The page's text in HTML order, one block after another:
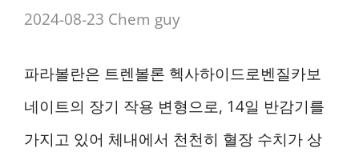
2024-08-23 Chem guy
파라볼란은 트렌볼론 헥사하이드로벤질카보
네이트의 장기 작용 변형으로, 14일 반감기를
가지고 있어 체내에서 천천히 혈장 수치가 상